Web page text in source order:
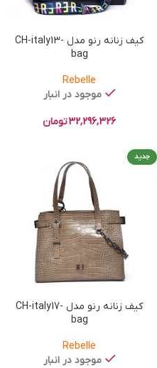
کیف زنانه رنو مدل CH-italy13-
bag
Rebelle
موجود در انبار
32,296,326تومان
جدید
کیف زنانه رنو مدل CH-italy17-
bag
Rebelle
موجود در انبار